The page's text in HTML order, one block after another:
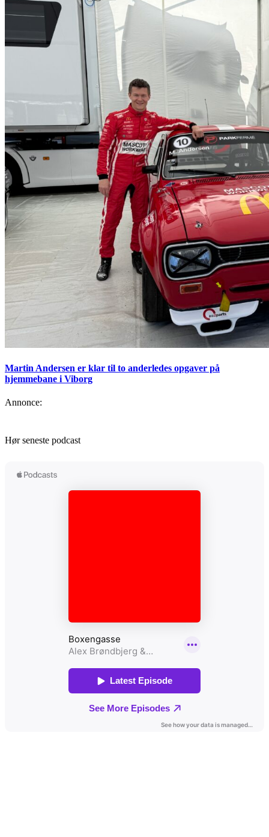
Martin Andersen er klar til to anderledes opgaver på
hjemmebane i Viborg
Annonce:
Hør seneste podcast